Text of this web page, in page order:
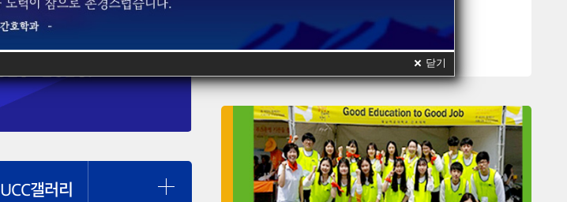
닫기
KALS과정
UCC갤러리